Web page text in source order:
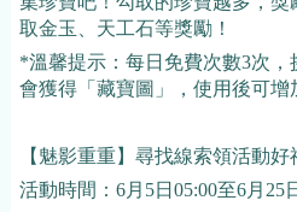
取金玉、天工石等獎勵！
*溫馨提示：每日免費次數3次
會獲得「藏寶圖」，使用後可增
【魅影重重】尋找線索領活動好
活動時間：6月5日05:00至6月25